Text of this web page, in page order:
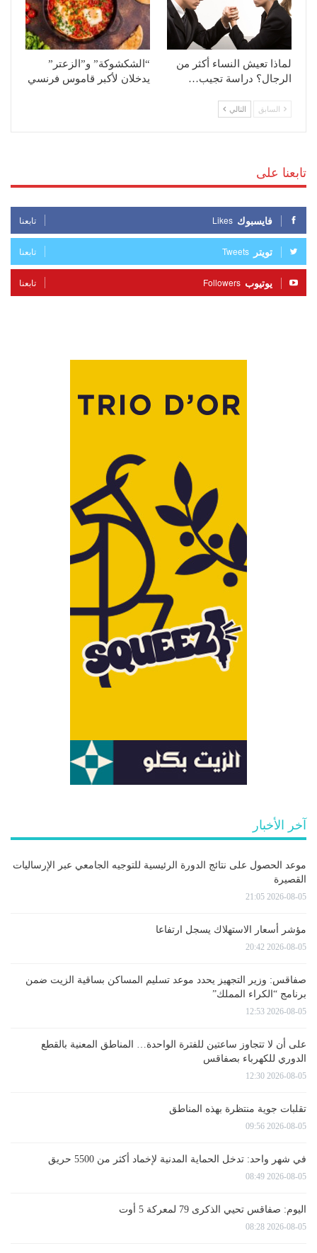
لماذا تعيش النساء أكثر من
الرجال؟ دراسة تجيب…
“الشكشوكة” و”الزعتر”
يدخلان لأكبر قاموس فرنسي
السابق التالي
تابعنا على
فايسبوك Likes تابعنا
تويتر Tweets تابعنا
يوتيوب Followers تابعنا
آخر الأخبار
موعد الحصول على نتائج الدورة الرئيسية للتوجيه الجامعي عبر الإرساليات
القصيرة
2026-08-05 21:05
مؤشر أسعار الاستهلاك يسجل ارتفاعا
2026-08-05 20:42
صفاقس: وزير التجهيز يحدد موعد تسليم المساكن بساقية الزيت ضمن
برنامج “الكراء المملك”
2026-08-05 12:53
على أن لا تتجاوز ساعتين للفترة الواحدة… المناطق المعنية بالقطع
الدوري للكهرباء بصفاقس
2026-08-05 12:30
تقلبات جوية منتظرة بهذه المناطق
2026-08-05 09:56
في شهر واحد: تدخل الحماية المدنية لإخماد أكثر من 5500 حريق
2026-08-05 08:49
اليوم: صفاقس تحيي الذكرى 79 لمعركة 5 أوت
2026-08-05 08:28